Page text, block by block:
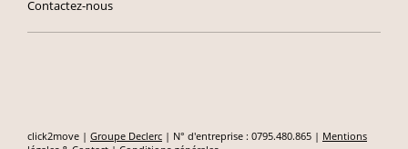
Contactez-nous
click2move | Groupe Declerc | N° d'entreprise : 0795.480.865 | Mentions